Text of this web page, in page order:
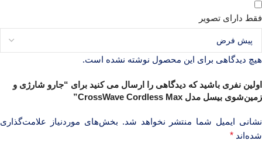
فقط دارای تصویر
هیچ دیدگاهی برای این محصول نوشته نشده است.
اولین نفری باشید که دیدگاهی را ارسال می کنید برای “جارو شارژی و
زمین‌شوی بیسل مدل CrossWave Cordless Max”
نشانی ایمیل شما منتشر نخواهد شد. بخش‌های موردنیاز علامت‌گذاری
شده‌اند *